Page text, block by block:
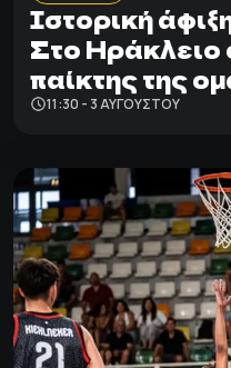
Ιστορική
Στο Ηράκλειο
παίκτης της
11:30 - 3 ΑΥΓΟΎΣΤΟΥ